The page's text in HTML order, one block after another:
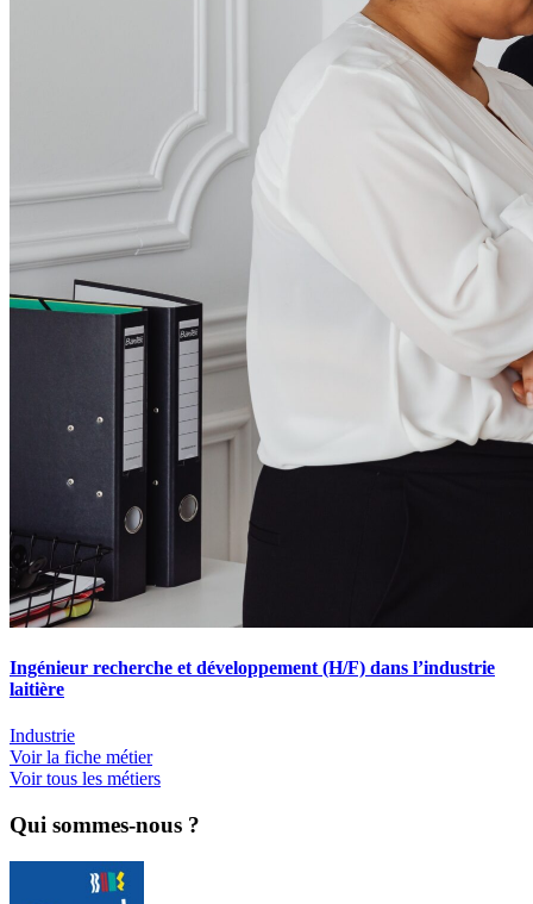
Ingénieur recherche et développement (H/F) dans l’industrie
laitière
Industrie
Voir la fiche métier
Voir tous les métiers
Qui sommes-nous ?